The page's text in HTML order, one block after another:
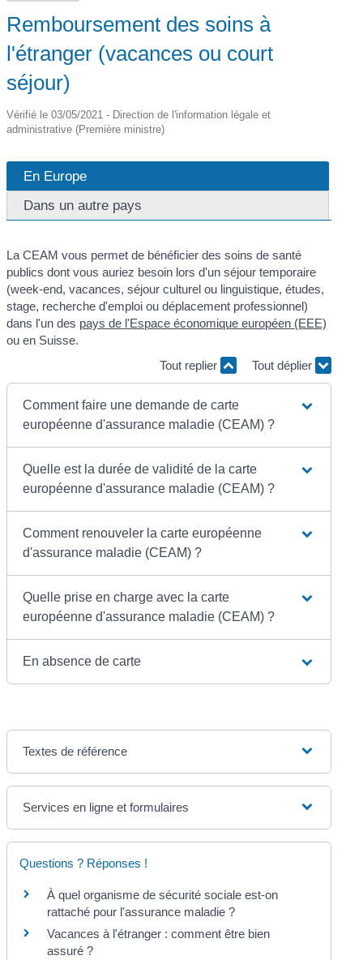
Remboursement des soins à
l'étranger (vacances ou court
séjour)
Vérifié le 03/05/2021 - Direction de l'information légale et
administrative (Première ministre)
En Europe
Dans un autre pays
La CEAM vous permet de bénéficier des soins de santé
publics dont vous auriez besoin lors d'un séjour temporaire
(week-end, vacances, séjour culturel ou linguistique, études,
stage, recherche d'emploi ou déplacement professionnel)
dans l'un des pays de l'Espace économique européen (EEE)
ou en Suisse.
Tout replier
Tout déplier
Comment faire une demande de carte
européenne d'assurance maladie (CEAM) ?
Quelle est la durée de validité de la carte
européenne d'assurance maladie (CEAM) ?
Comment renouveler la carte européenne
d'assurance maladie (CEAM) ?
Quelle prise en charge avec la carte
européenne d'assurance maladie (CEAM) ?
En absence de carte
Textes de référence
Services en ligne et formulaires
Questions ? Réponses !
À quel organisme de sécurité sociale est-on
rattaché pour l'assurance maladie ?
Vacances à l'étranger : comment être bien
assuré ?